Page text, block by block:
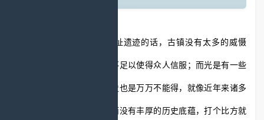
光有历史而没有历史古遗址遗迹的话，古镇没有太多的威慑
力，光是口口相传的历史不足以使得众人信服；而光是有一些
仿古建筑而没有丰厚的历史也是万万不能得，就像近年来诸多
的仿建古镇一般空有其表而没有丰厚的历史底蕴，打个比方就